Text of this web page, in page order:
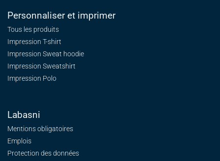
Personnaliser et imprimer
Tous les produits
Impression T-shirt
Impression Sweat hoodie
Impression Sweatshirt
Impression Polo
Labasni
Mentions obligatoires
Emplois
Protection des données